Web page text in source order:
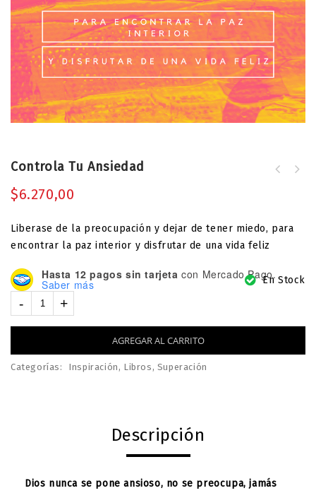
Controla Tu Ansiedad
$6.270,00
Liberase de la preocupación y dejar de tener miedo, para
encontrar la paz interior y disfrutar de una vida feliz
En Stock
Hasta 12 pagos sin tarjeta con Mercado Pago.
Saber más
AGREGAR AL CARRITO
Categorías: Inspiración , Libros , Superación
Descripción
Dios nunca se pone ansioso, no se preocupa, jamás